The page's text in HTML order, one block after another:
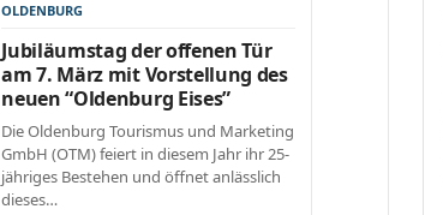
OLDENBURG
Jubiläumstag der offenen Tür
am 7. März mit Vorstellung des
neuen “Oldenburg Eises”
Die Oldenburg Tourismus und Marketing
GmbH (OTM) feiert in diesem Jahr ihr 25-
jähriges Bestehen und öffnet anlässlich
dieses…